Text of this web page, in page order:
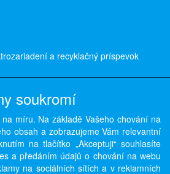
a recyklačný príspevok
údajov
soukromí
míru. Na základě Vašeho chování na
obsah a zobrazujeme Vám relevantní
na tlačítko „Akceptuji“ souhlasíte
a předáním údajů o chování na webu
na sociálních sítích a v reklamních